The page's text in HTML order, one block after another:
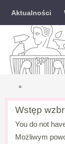
Aktualności
»
Wstęp
You do not
Możliwym